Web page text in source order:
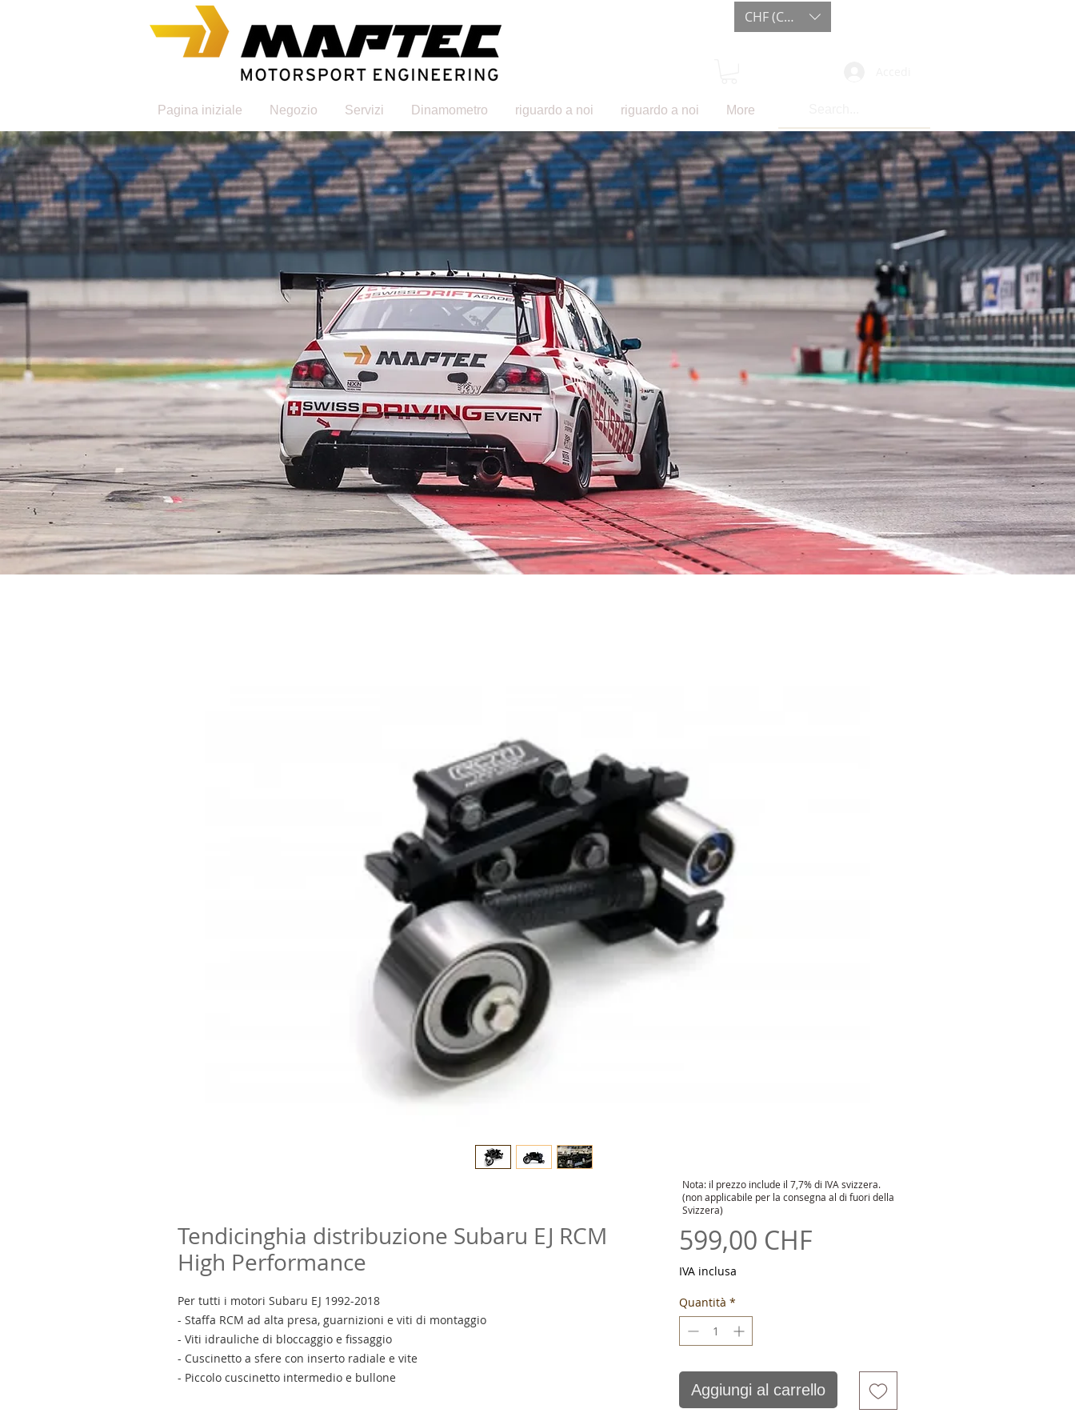
CHF (CHF)
Pagina iniziale Negozio Servizi Dinamometro riguardo a noi riguardo a noi More
Tendicinghia distribuzione Subaru EJ RCM
High Performance
Per tutti i motori Subaru EJ 1992-2018
- Staffa RCM ad alta presa, guarnizioni e viti di montaggio
- Viti idrauliche di bloccaggio e fissaggio
- Cuscinetto a sfere con inserto radiale e vite
- Piccolo cuscinetto intermedio e bullone
599,00 CHFPrezzo
IVA inclusa
Quantità *
Aggiungi al carrello
Nota: il prezzo include il 7,7% di IVA svizzera.
(non applicabile per la consegna al di fuori della
Svizzera)